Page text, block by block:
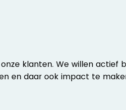
klanten. We willen actief
en daar ook impact te